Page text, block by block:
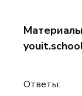
Ответы: